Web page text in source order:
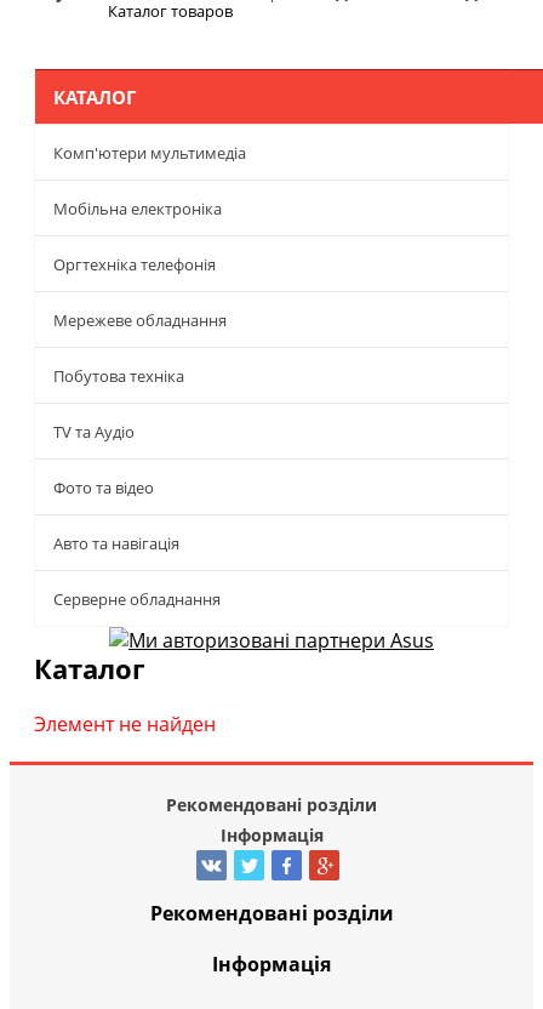
Каталог товаров
КАТАЛОГ
Комп'ютери мультимедіа
Мобільна електроніка
Оргтехніка телефонія
Мережеве обладнання
Побутова техніка
TV та Аудіо
Фото та відео
Авто та навігація
Серверне обладнання
Каталог
Элемент не найден
Рекомендовані розділи
Інформація
Рекомендовані розділи
Інформація